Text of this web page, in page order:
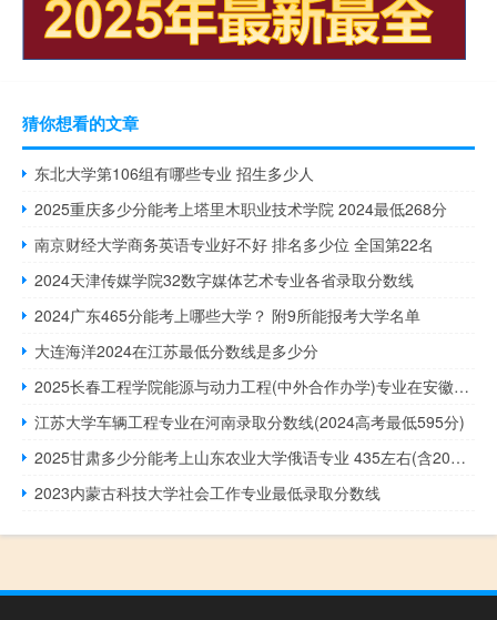
猜你想看的文章
东北大学第106组有哪些专业 招生多少人
2025重庆多少分能考上塔里木职业技术学院 2024最低268分
南京财经大学商务英语专业好不好 排名多少位 全国第22名
2024天津传媒学院32数字媒体艺术专业各省录取分数线
2024广东465分能考上哪些大学？ 附9所能报考大学名单
大连海洋2024在江苏最低分数线是多少分
2025长春工程学院能源与动力工程(中外合作办学)专业在安徽最低多少分 历年最低457分
江苏大学车辆工程专业在河南录取分数线(2024高考最低595分)
2025甘肃多少分能考上山东农业大学俄语专业 435左右(含2022-2024分数)
2023内蒙古科技大学社会工作专业最低录取分数线